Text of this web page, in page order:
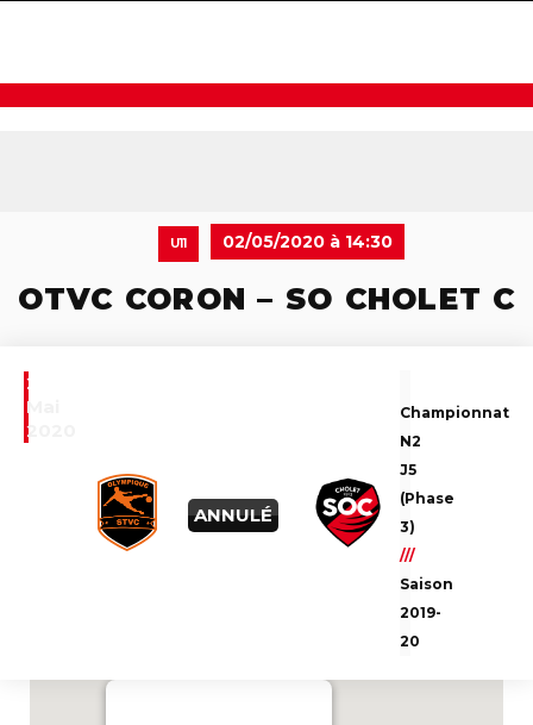
U11 02/05/2020 à 14:30
OTVC CORON – SO CHOLET C
2
Mai
2020
ANNULÉ
Championnat
N2
J5
(Phase
3)
///
Saison
2019-
20
Emplacement du match :
Stade Municipal à